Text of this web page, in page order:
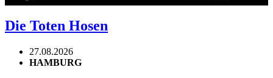
Die Toten Hosen
27.08.2026
HAMBURG